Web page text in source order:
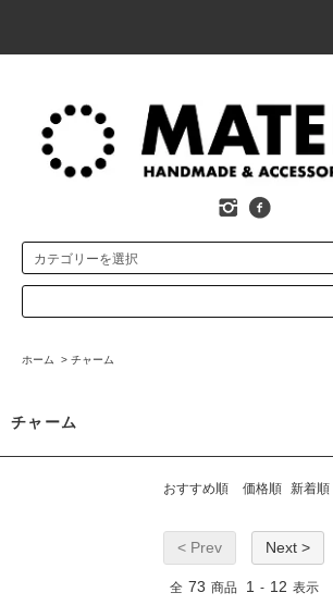
ホーム > チャーム
チャーム
おすすめ順 価格順 新着順
< Prev Next >
全 73 商品 1 - 12 表示